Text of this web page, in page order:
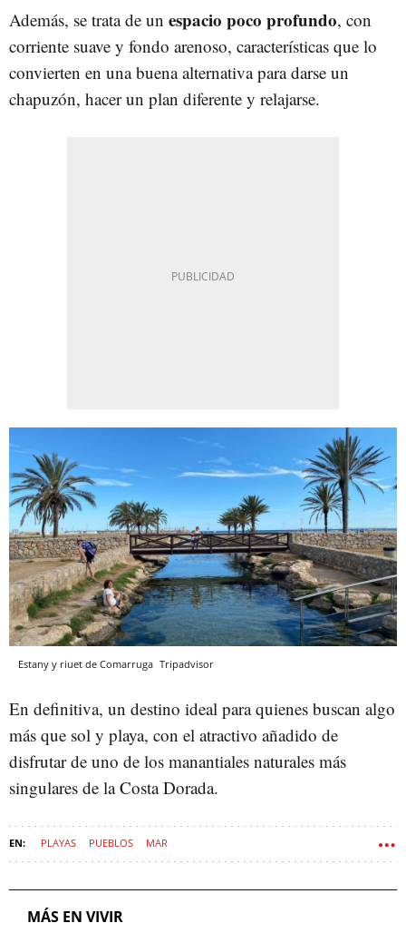
Además, se trata de un espacio poco profundo, con
corriente suave y fondo arenoso, características que lo
convierten en una buena alternativa para darse un
chapuzón, hacer un plan diferente y relajarse.
Estany y riuet de Comarruga Tripadvisor
En definitiva, un destino ideal para quienes buscan algo
más que sol y playa, con el atractivo añadido de
disfrutar de uno de los manantiales naturales más
singulares de la Costa Dorada.
PLAYAS PUEBLOS MAR
MÁS EN VIVIR